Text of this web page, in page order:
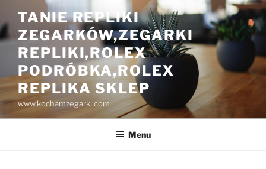
do
treści
TANIE REPLIKI
ZEGARKÓW,ZEGARKI
REPLIKI,ROLEX
PODRÓBKA,ROLEX
REPLIKA SKLEP
www.kochamzegarki.com
Menu